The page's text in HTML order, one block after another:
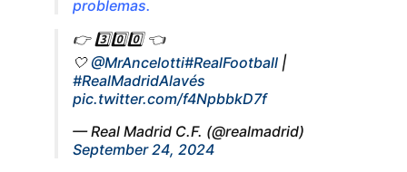
problemas.
👉 3️⃣0️⃣0️⃣ 👈
🤍@MrAncelotti#RealFootball |
#RealMadridAlavés
pic.twitter.com/f4NpbbkD7f
— Real Madrid C.F. (@realmadrid)
September 24, 2024